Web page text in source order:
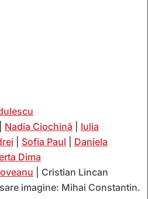
Nadia Ciochină
Iulia
Sofia Paul
Daniela
Dima
| Cristian Lincan
imagine: Mihai Constantin.